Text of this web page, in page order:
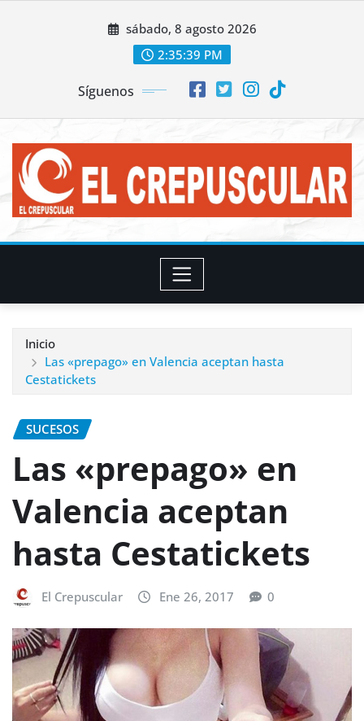
sábado, 8 agosto 2026
2:35:41 PM
Síguenos
Inicio
Las «prepago» en Valencia aceptan hasta
Cestatickets
SUCESOS
Las «prepago» en
Valencia aceptan
hasta Cestatickets
El Crepuscular Ene 26, 2017 0